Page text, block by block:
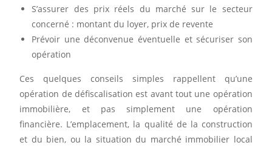
S’assurer des prix réels du marché sur le secteur
concerné : montant du loyer, prix de revente
Prévoir une déconvenue éventuelle et sécuriser son
opération
Ces quelques conseils simples rappellent qu’une
opération de défiscalisation est avant tout une opération
immobilière, et pas simplement une opération
financière. L’emplacement, la qualité de la construction
et du bien, ou la situation du marché immobilier local